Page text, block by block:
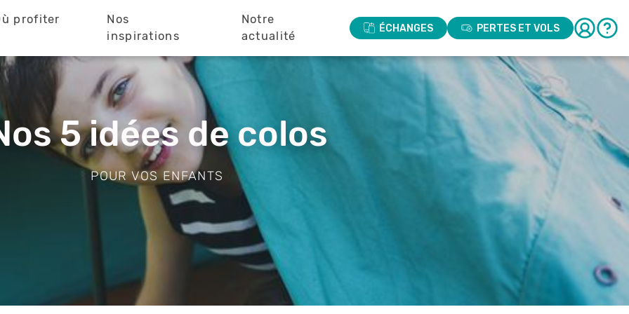
profiter
Nos
inspirations
Notre
actualité
ÉCHANGES PERTES ET VOLS
5 idées de colos
POUR VOS ENFANTS